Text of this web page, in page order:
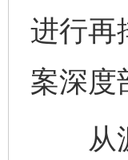
进行再
案深度
从源